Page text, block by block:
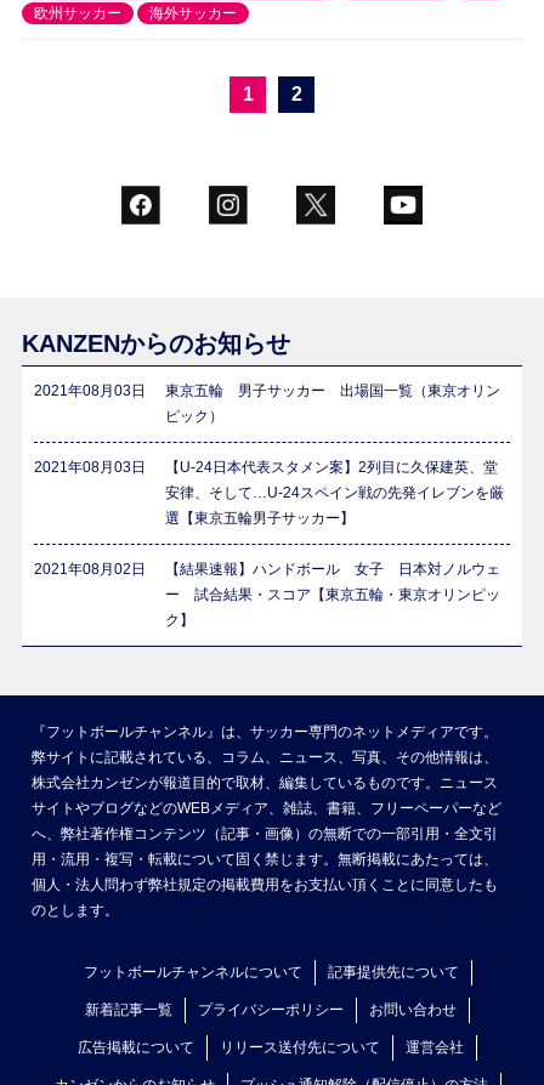
欧州サッカー
海外サッカー
1 2
KANZENからのお知らせ
2021年08月03日
東京五輪 男子サッカー 出場国一覧（東京オリン
ピック）
2021年08月03日
【U-24日本代表スタメン案】2列目に久保建英、堂
安律、そして…U-24スペイン戦の先発イレブンを厳
選【東京五輪男子サッカー】
2021年08月02日
【結果速報】ハンドボール 女子 日本対ノルウェ
ー 試合結果・スコア【東京五輪・東京オリンピッ
ク】
『フットボールチャンネル』は、サッカー専門のネットメディアです。
弊サイトに記載されている、コラム、ニュース、写真、その他情報は、
株式会社カンゼンが報道目的で取材、編集しているものです。ニュース
サイトやブログなどのWEBメディア、雑誌、書籍、フリーペーパーなど
へ、弊社著作権コンテンツ（記事・画像）の無断での一部引用・全文引
用・流用・複写・転載について固く禁じます。無断掲載にあたっては、
個人・法人問わず弊社規定の掲載費用をお支払い頂くことに同意したも
のとします。
フットボールチャンネルについて 記事提供先について
新着記事一覧 プライバシーポリシー お問い合わせ
広告掲載について リリース送付先について 運営会社